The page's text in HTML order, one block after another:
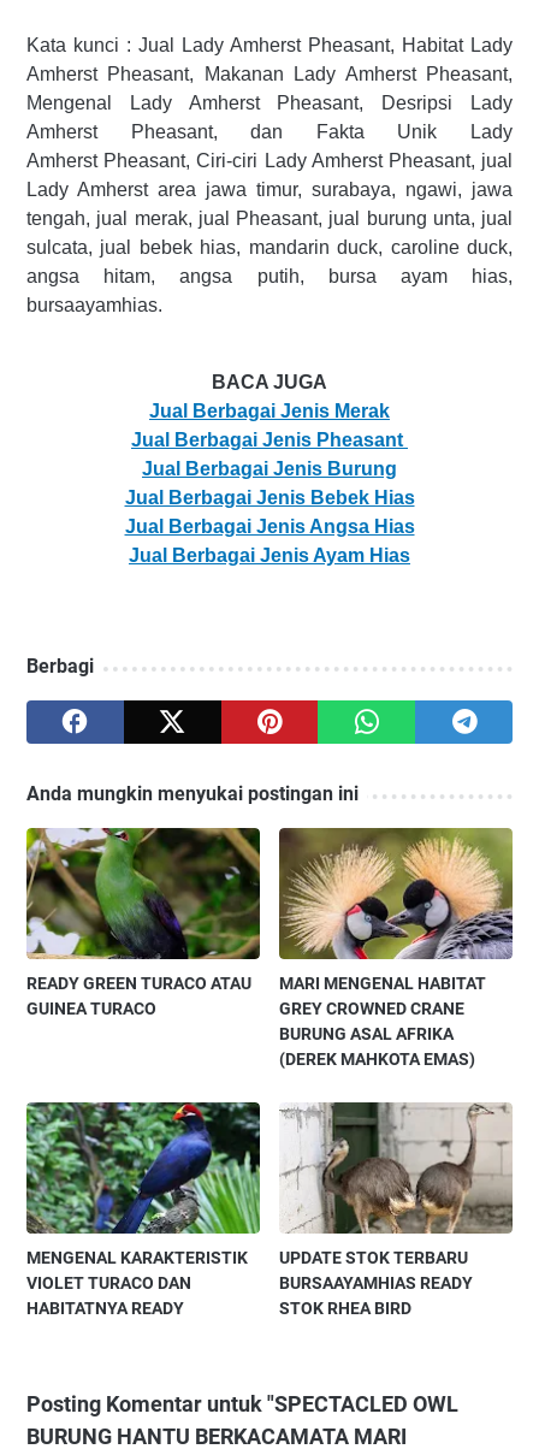
Kata kunci : Jual Lady Amherst Pheasant, Habitat Lady
Amherst Pheasant, Makanan Lady Amherst Pheasant,
Mengenal Lady Amherst Pheasant, Desripsi Lady
Amherst Pheasant, dan Fakta Unik Lady
Amherst Pheasant, Ciri-ciri Lady Amherst Pheasant, jual
Lady Amherst area jawa timur, surabaya, ngawi, jawa
tengah, jual merak, jual Pheasant, jual burung unta, jual
sulcata, jual bebek hias, mandarin duck, caroline duck,
angsa hitam, angsa putih, bursa ayam hias,
bursaayamhias.
BACA JUGA
Jual Berbagai Jenis Merak
Jual Berbagai Jenis Pheasant
Jual Berbagai Jenis Burung
Jual Berbagai Jenis Bebek Hias
Jual Berbagai Jenis Angsa Hias
Jual Berbagai Jenis Ayam Hias
Berbagi
Anda mungkin menyukai postingan ini
READY GREEN TURACO ATAU
GUINEA TURACO
MARI MENGENAL HABITAT
GREY CROWNED CRANE
BURUNG ASAL AFRIKA
(DEREK MAHKOTA EMAS)
MENGENAL KARAKTERISTIK
VIOLET TURACO DAN
HABITATNYA READY
UPDATE STOK TERBARU
BURSAAYAMHIAS READY
STOK RHEA BIRD
Posting Komentar untuk "SPECTACLED OWL
BURUNG HANTU BERKACAMATA MARI